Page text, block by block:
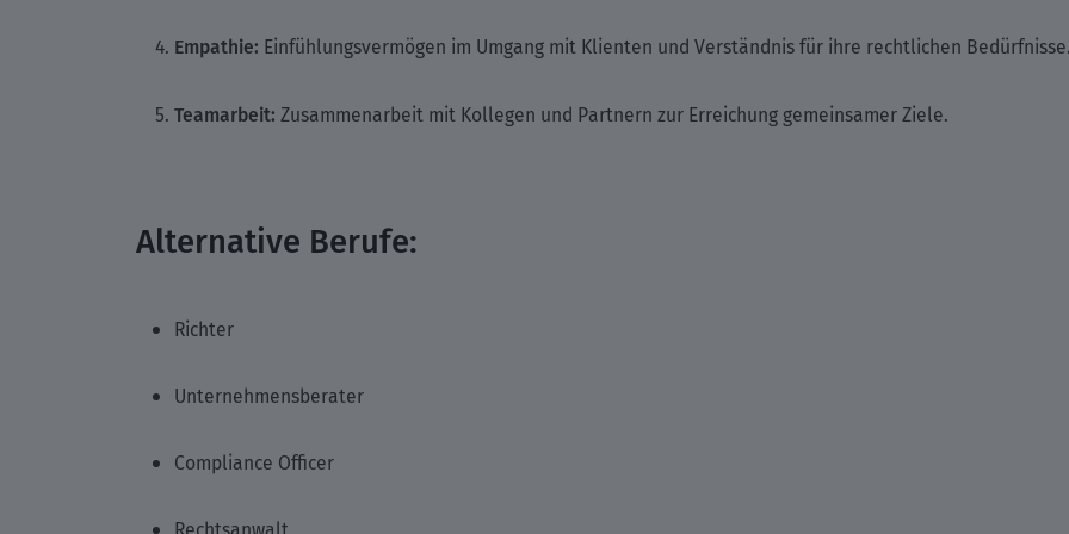
Empathie: Einfühlungsvermögen im Umgang mit Klienten und Verständnis für ihre rechtlichen
Teamarbeit: Zusammenarbeit mit Kollegen und Partnern zur Erreichung gemeinsamer Ziele.
Alternative Berufe:
Richter
Unternehmensberater
Compliance Officer